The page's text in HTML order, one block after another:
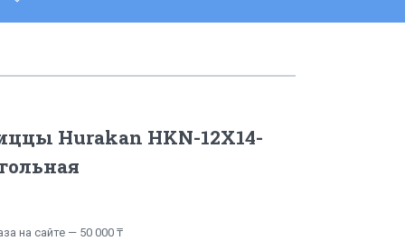
Hurakan HKN-12X14-
на сайте — 50 000 ₸